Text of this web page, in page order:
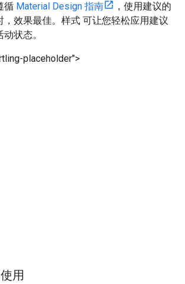
循 Material Design 指南
，使用建议的
，效果最佳。样式 可让您轻松应用建议
状态。
placeholder">
用